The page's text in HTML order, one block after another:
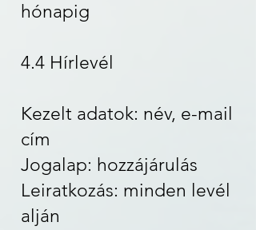
hónapig
4.4 Hírlevél
Kezelt adatok: név, e-mail
cím
Jogalap: hozzájárulás
Leiratkozás: minden levél
alján